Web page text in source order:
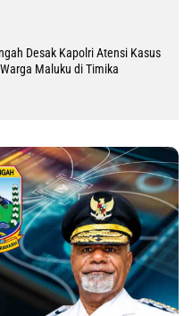
Desak Kapolri Atensi Kasus
Maluku di Timika